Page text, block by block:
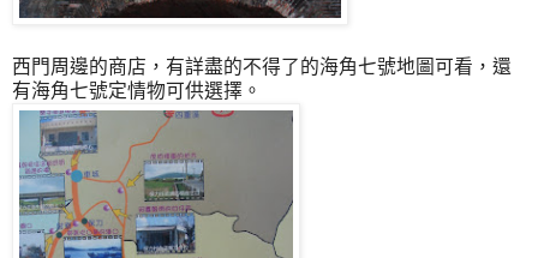
西門周邊的商店，有詳盡的不得了的海角七號地圖可看，還
有海角七號定情物可供選擇。